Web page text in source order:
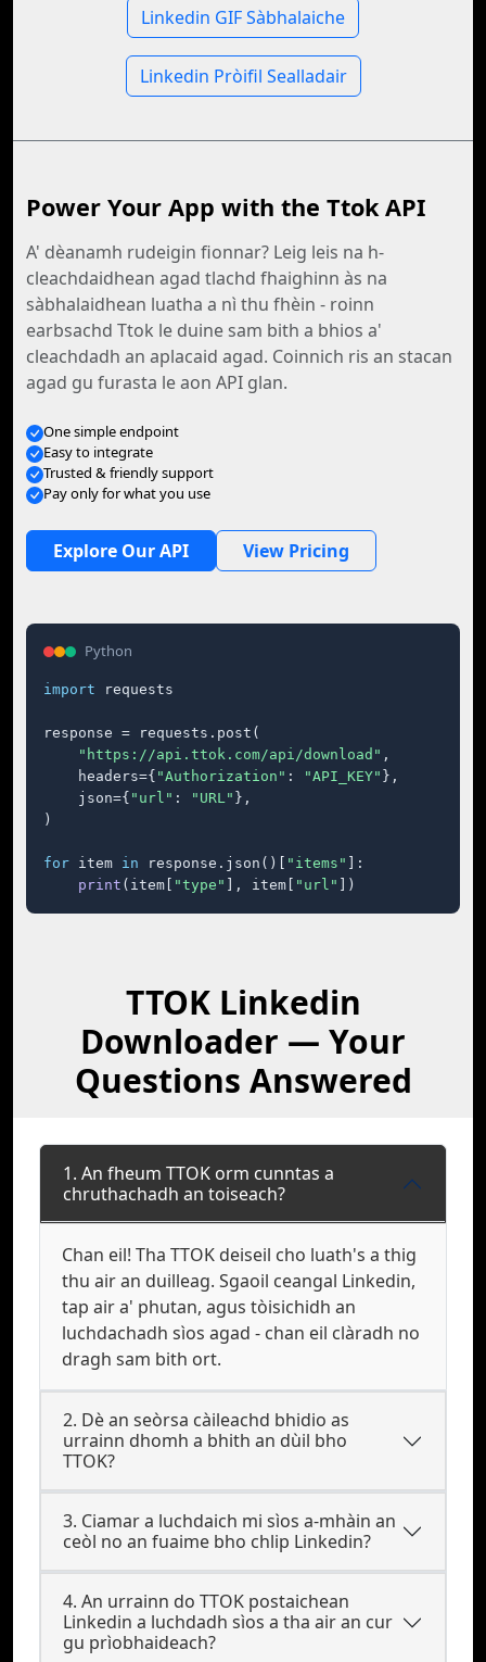
Linkedin GIF Sàbhalaiche
Linkedin Pròifil Sealladair
Power Your App with the Ttok API
A' dèanamh rudeigin fionnar? Leig leis na h-
cleachdaidhean agad tlachd fhaighinn às na
sàbhalaidhean luatha a nì thu fhèin - roinn
earbsachd Ttok le duine sam bith a bhios a'
cleachdadh an aplacaid agad. Coinnich ris an stacan
agad gu furasta le aon API glan.
One simple endpoint
Easy to integrate
Trusted & friendly support
Pay only for what you use
Explore Our API View Pricing
Python
import requests
response = requests.post(
"https://api.ttok.com/api/download" ,
    headers={
"Authorization" : "API_KEY" },
    json={
"url" : "URL" },
)
for item in response.json()[ "items"
]:
print (item[ "type" ], item[ "url" ])
TTOK Linkedin
Downloader — Your
Questions Answered
1. An fheum TTOK orm cunntas a
chruthachadh an toiseach?
Chan eil! Tha TTOK deiseil cho luath's a thig
thu air an duilleag. Sgaoil ceangal Linkedin,
tap air a' phutan, agus tòisichidh an
luchdachadh sìos agad - chan eil clàradh no
dragh sam bith ort.
2. Dè an seòrsa càileachd bhidio as
urrainn dhomh a bhith an dùil bho
TTOK?
3. Ciamar a luchdaich mi sìos a-mhàin an
ceòl no an fuaime bho chlip Linkedin?
4. An urrainn do TTOK postaichean
Linkedin a luchdadh sìos a tha air an cur
gu prìobhaideach?